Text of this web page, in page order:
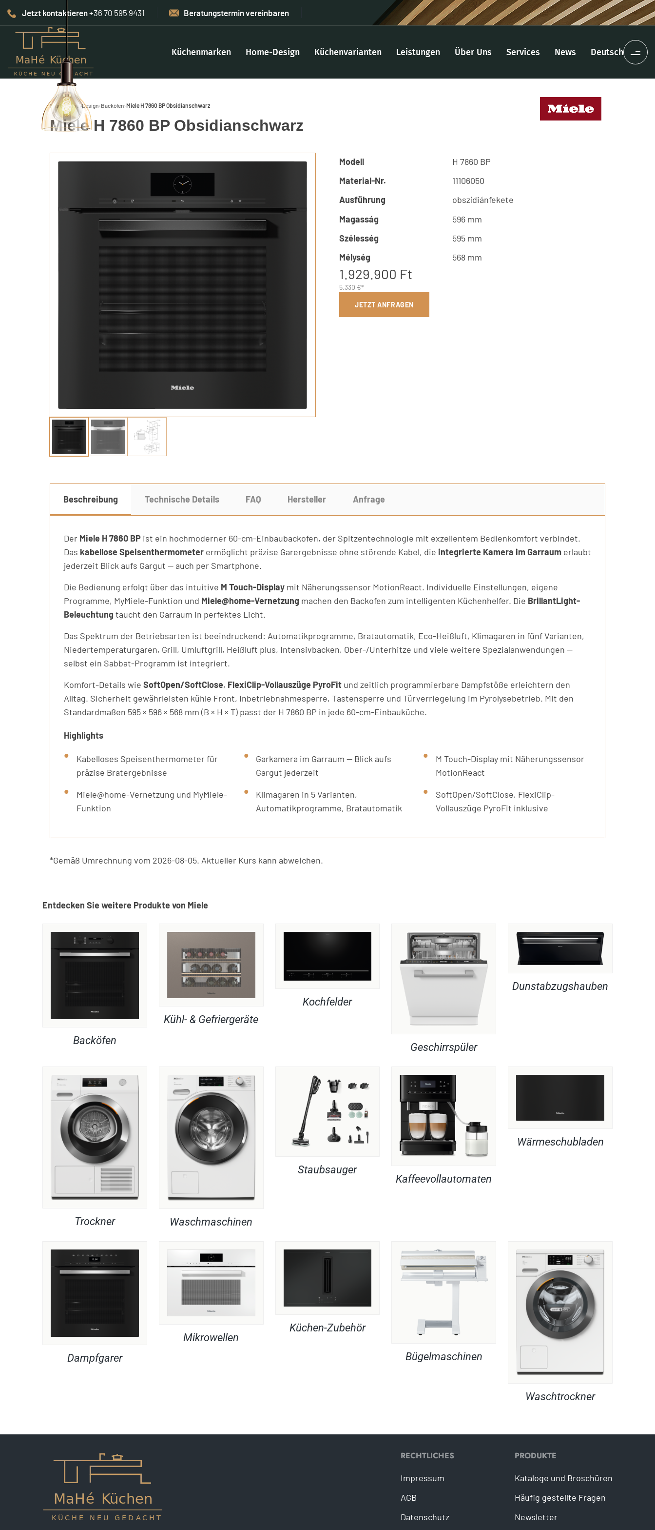
Jetzt kontaktieren+36 70 595 9431 Beratungstermin vereinbaren
Küchenmarken Home-Design Küchenvarianten Leistungen Über Uns Services News Deutsch
Start›Home-Design› Backöfen›Miele H 7860 BP Obsidianschwarz
Miele H 7860 BP Obsidianschwarz
Modell
H 7860 BP
Material-Nr.
11106050
Ausführung
obszídiánfekete
Magasság
596 mm
Szélesség
595 mm
Mélység
568 mm
1.929.900 Ft
5.330 €*
JETZT ANFRAGEN
Beschreibung Technische Details FAQ Hersteller Anfrage
Der Miele H 7860 BP ist ein hochmoderner 60-cm-Einbaubackofen, der Spitzentechnologie mit exzellentem Bedienkomfort verbindet.
Das kabellose Speisenthermometer ermöglicht präzise Garergebnisse ohne störende Kabel, die integrierte Kamera im Garraum erlaubt
jederzeit Blick aufs Gargut — auch per Smartphone.
Die Bedienung erfolgt über das intuitive M Touch-Display mit Näherungssensor MotionReact. Individuelle Einstellungen, eigene
Programme, MyMiele-Funktion und Miele@home-Vernetzung machen den Backofen zum intelligenten Küchenhelfer. Die BrillantLight-
Beleuchtungtaucht den Garraum in perfektes Licht.
Das Spektrum der Betriebsarten ist beeindruckend: Automatikprogramme, Bratautomatik, Eco-Heißluft, Klimagaren in fünf Varianten,
Niedertemperaturgaren, Grill, Umluftgrill, Heißluft plus, Intensivbacken, Ober-/Unterhitze und viele weitere Spezialanwendungen —
selbst ein Sabbat-Programm ist integriert.
Komfort-Details wie SoftOpen/SoftClose, FlexiClip-Vollauszüge PyroFit und zeitlich programmierbare Dampfstöße erleichtern den
Alltag. Sicherheit gewährleisten kühle Front, Inbetriebnahmesperre, Tastensperre und Türverriegelung im Pyrolysebetrieb. Mit den
Standardmaßen 595 × 596 × 568 mm (B × H × T) passt der H 7860 BP in jede 60-cm-Einbauküche.
Highlights
Kabelloses Speisenthermometer für
präzise Bratergebnisse
Garkamera im Garraum — Blick aufs
Gargut jederzeit
M Touch-Display mit Näherungssensor
MotionReact
Miele@home-Vernetzung und MyMiele-
Funktion
Klimagaren in 5 Varianten,
Automatikprogramme, Bratautomatik
SoftOpen/SoftClose, FlexiClip-
Vollauszüge PyroFit inklusive
*Gemäß Umrechnung vom 2026-08-05. Aktueller Kurs kann abweichen.
Entdecken Sie weitere Produkte von Miele
Backöfen
Kühl- & Gefriergeräte
Kochfelder
Geschirrspüler
Dunstabzugshauben
Trockner Waschmaschinen
Staubsauger
Kaffeevollautomaten
Wärmeschubladen
Dampfgarer
Mikrowellen
Küchen-Zubehör
Bügelmaschinen
Waschtrockner
RECHTLICHES
Impressum
AGB
Datenschutz
PRODUKTE
Kataloge und Broschüren
Häufig gestellte Fragen
Newsletter